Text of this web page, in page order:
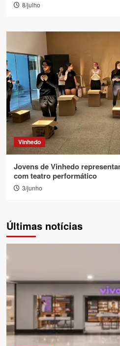
8/julho
Vinhedo
Jovens de Vinhedo
com teatro performático
3/junho
Últimas notícias